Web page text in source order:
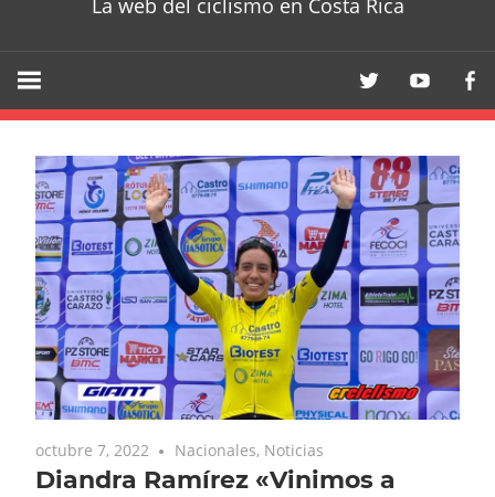
La web del ciclismo en Costa Rica
octubre 7, 2022 Nacionales, Noticias
Diandra Ramírez «Vinimos a